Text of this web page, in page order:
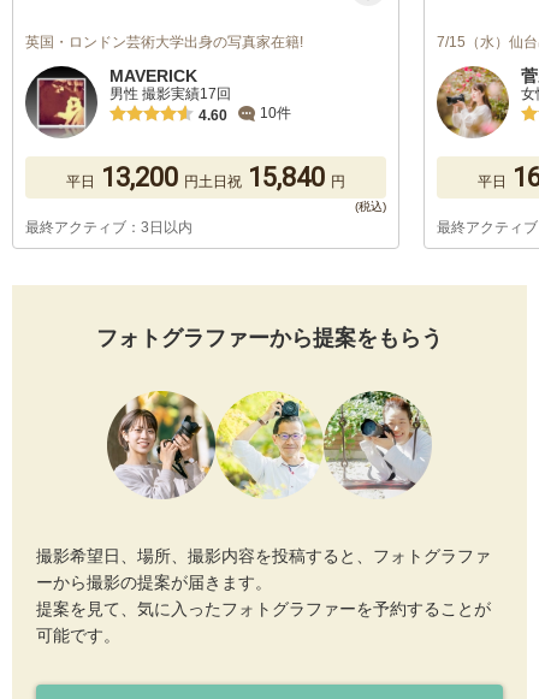
英国・ロンドン芸術大学出身の写真家在籍!
MAVERICK
男性 撮影実績17回
4.60
10件
平日 13,200 円土日祝 15,840 円
最終アクティブ：3日以内
7/15（水）仙
女
平日
最終アクティ
フォトグラファーから提案をもらう
撮影希望日、場所、撮影内容を投稿すると、フォトグラファ
ーから撮影の提案が届きます。
提案を見て、気に入ったフォトグラファーを予約することが
可能です。